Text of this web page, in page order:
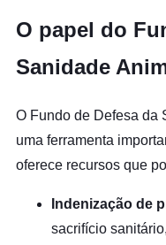
O papel do
Sanidade
O Fundo de Defesa da
uma ferramenta
oferece recursos que
Indenização de
sacrifício